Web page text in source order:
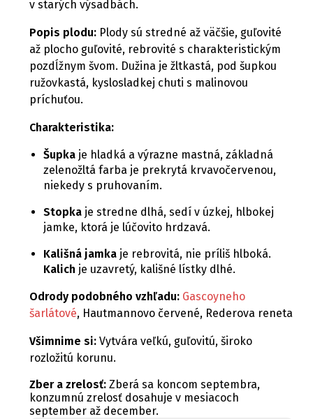
v starých výsadbách.
Popis plodu: Plody sú stredné až väčšie, guľovité
až plocho guľovité, rebrovité s charakteristickým
pozdĺžnym švom. Dužina je žltkastá, pod šupkou
ružovkastá, kyslosladkej chuti s malinovou
príchuťou.
Charakteristika:
Šupka je hladká a výrazne mastná, základná
zelenožltá farba je prekrytá krvavočervenou,
niekedy s pruhovaním.
Stopka je stredne dlhá, sedí v úzkej, hlbokej
jamke, ktorá je lúčovito hrdzavá.
Kališná jamka je rebrovitá, nie príliš hlboká.
Kalich je uzavretý, kališné lístky dlhé.
Odrody podobného vzhľadu: Gascoyneho
šarlátové, Hautmannovo červené, Rederova reneta
Všimnime si:Vytvára veľkú, guľovitú, široko
rozložitú korunu.
Zber a zrelosť: Zberá sa koncom septembra,
konzumnú zrelosť dosahuje v mesiacoch
september až december.